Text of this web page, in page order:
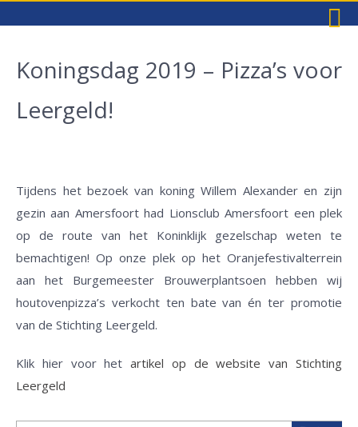
Koningsdag 2019 – Pizza’s voor
Leergeld!
Tijdens het bezoek van koning Willem Alexander en zijn
gezin aan Amersfoort had Lionsclub Amersfoort een plek
op de route van het Koninklijk gezelschap weten te
bemachtigen! Op onze plek op het Oranjefestivalterrein
aan het Burgemeester Brouwerplantsoen hebben wij
houtovenpizza’s verkocht ten bate van én ter promotie
van de Stichting Leergeld.
Klik hier voor hetartikel op de website van Stichting
Leergeld